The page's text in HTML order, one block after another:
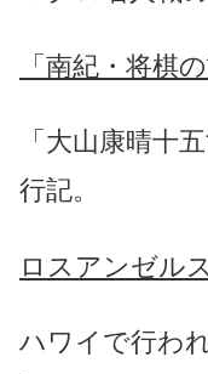
「南紀・将棋
「大山康晴十
行記。
ロスアンゼル
ハワイで行わ